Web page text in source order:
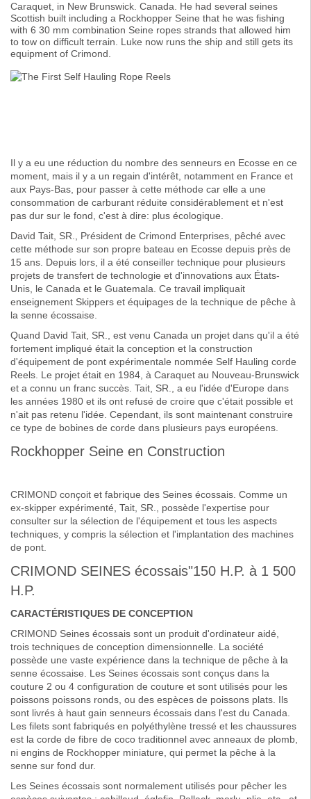
Caraquet, in New Brunswick. Canada. He had several seines
Scottish built including a Rockhopper Seine that he was fishing
with 6 30 mm combination Seine ropes strands that allowed him
to tow on difficult terrain. Luke now runs the ship and still gets its
equipment of Crimond.
Il y a eu une réduction du nombre des senneurs en Ecosse en ce
moment, mais il y a un regain d'intérêt, notamment en France et
aux Pays-Bas, pour passer à cette méthode car elle a une
consommation de carburant réduite considérablement et n'est
pas dur sur le fond, c'est à dire: plus écologique.
David Tait, SR., Président de Crimond Enterprises, pêché avec
cette méthode sur son propre bateau en Ecosse depuis près de
15 ans. Depuis lors, il a été conseiller technique pour plusieurs
projets de transfert de technologie et d'innovations aux États-
Unis, le Canada et le Guatemala. Ce travail impliquait
enseignement Skippers et équipages de la technique de pêche à
la senne écossaise.
Quand David Tait, SR., est venu Canada un projet dans qu'il a été
fortement impliqué était la conception et la construction
d'équipement de pont expérimentale nommée Self Hauling corde
Reels. Le projet était en 1984, à Caraquet au Nouveau-Brunswick
et a connu un franc succès. Tait, SR., a eu l'idée d'Europe dans
les années 1980 et ils ont refusé de croire que c'était possible et
n'ait pas retenu l'idée. Cependant, ils sont maintenant construire
ce type de bobines de corde dans plusieurs pays européens.
Rockhopper Seine en Construction
CRIMOND conçoit et fabrique des Seines écossais. Comme un
ex-skipper expérimenté, Tait, SR., possède l'expertise pour
consulter sur la sélection de l'équipement et tous les aspects
techniques, y compris la sélection et l'implantation des machines
de pont.
CRIMOND SEINES écossais"150 H.P. à 1 500
H.P.
CARACTÉRISTIQUES DE CONCEPTION
CRIMOND Seines écossais sont un produit d'ordinateur aidé,
trois techniques de conception dimensionnelle. La société
possède une vaste expérience dans la technique de pêche à la
senne écossaise. Les Seines écossais sont conçus dans la
couture 2 ou 4 configuration de couture et sont utilisés pour les
poissons poissons ronds, ou des espèces de poissons plats. Ils
sont livrés à haut gain senneurs écossais dans l'est du Canada.
Les filets sont fabriqués en polyéthylène tressé et les chaussures
est la corde de fibre de coco traditionnel avec anneaux de plomb,
ni engins de Rockhopper miniature, qui permet la pêche à la
senne sur fond dur.
Les Seines écossais sont normalement utilisés pour pêcher les